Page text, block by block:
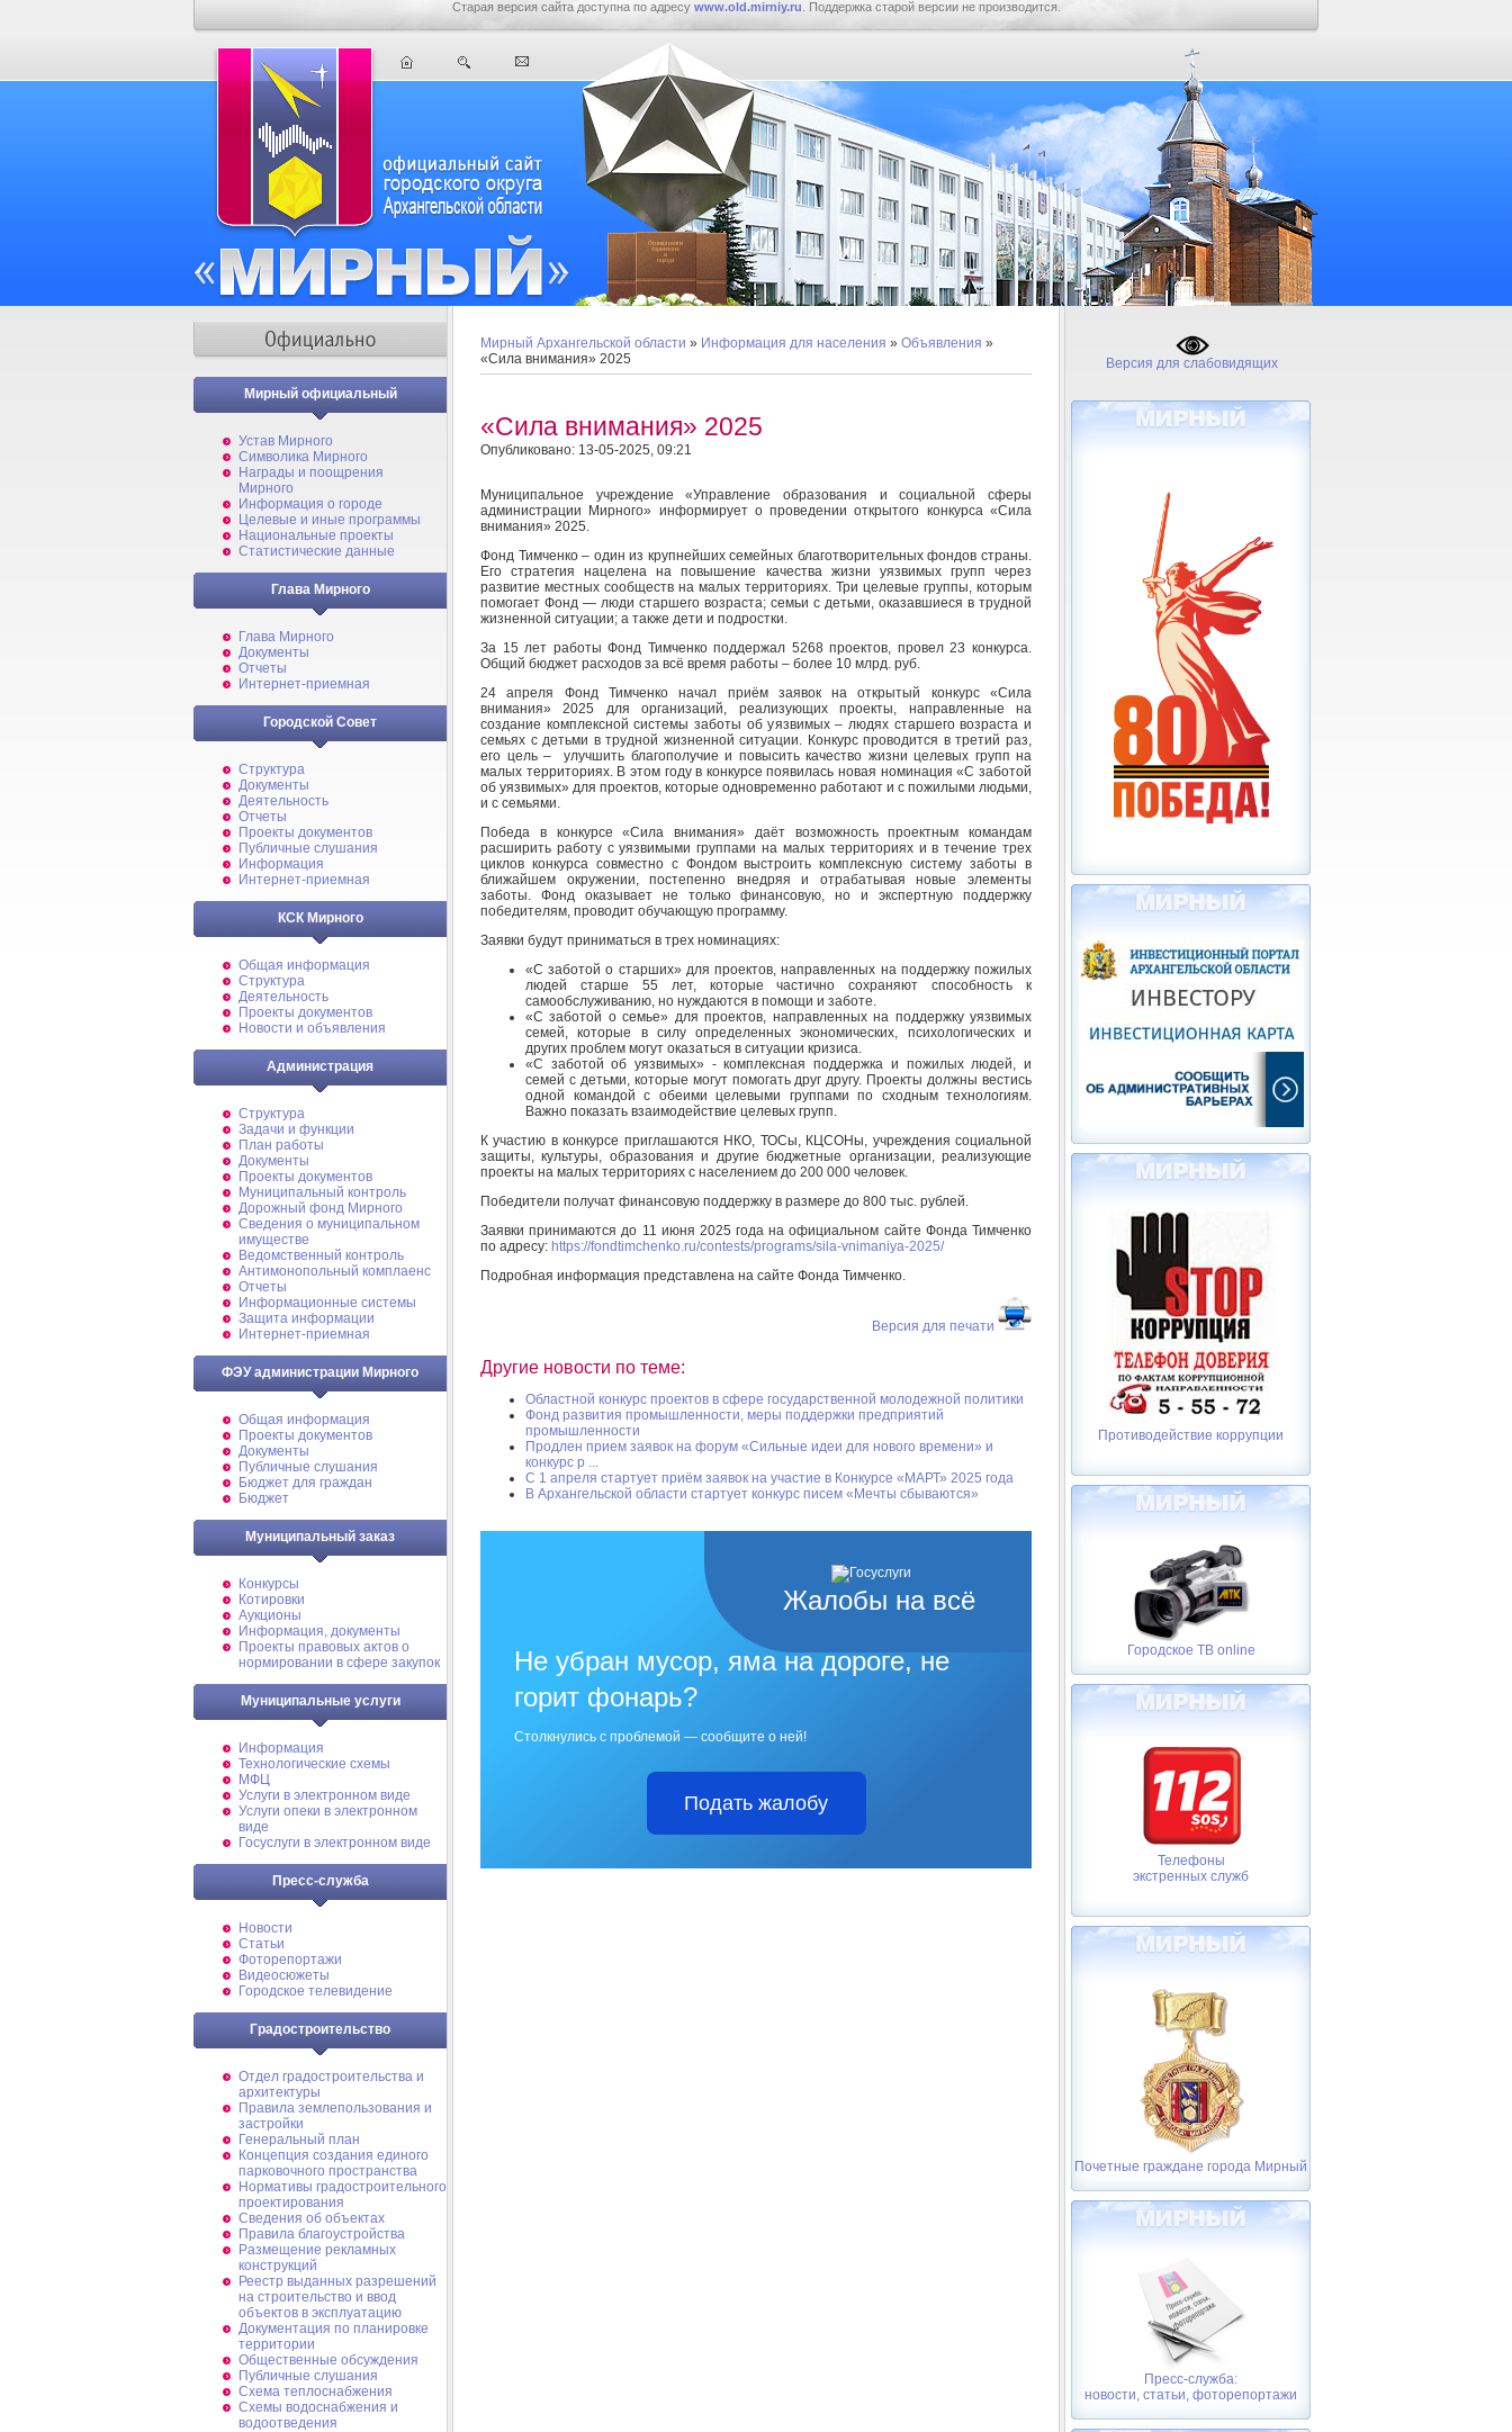
Старая версия сайта доступна по адресу www.old.mirniy.ru . Поддержка старой версии не производится.
Мирный официальный
Устав Мирного
Символика Мирного
Награды и поощрения
Мирного
Информация о городе
Целевые и иные программы
Национальные проекты
Статистические данные
Глава Мирного
Глава Мирного
Документы
Отчеты
Интернет-приемная
Городской Совет
Структура
Документы
Деятельность
Отчеты
Проекты документов
Публичные слушания
Информация
Интернет-приемная
КСК Мирного
Общая информация
Структура
Деятельность
Проекты документов
Новости и объявления
Администрация
Структура
Задачи и функции
План работы
Документы
Проекты документов
Муниципальный контроль
Дорожный фонд Мирного
Cведения о муниципальном
имуществе
Ведомственный контроль
Антимонопольный комплаенс
Отчеты
Информационные системы
Защита информации
Интернет-приемная
ФЭУ администрации Мирного
Общая информация
Проекты документов
Документы
Публичные слушания
Бюджет для граждан
Бюджет
Муниципальный заказ
Конкурсы
Котировки
Аукционы
Информация, документы
Проекты правовых актов о
нормировании в сфере закупок
Муниципальные услуги
Информация
Технологические схемы
МФЦ
Услуги в электронном виде
Услуги опеки в электронном
виде
Госуслуги в электронном виде
Пресс-служба
Новости
Статьи
Фоторепортажи
Видеосюжеты
Городское телевидение
Градостроительство
Отдел градостроительства и
архитектуры
Правила землепользования и
застройки
Генеральный план
Концепция создания единого
парковочного пространства
Нормативы градостроительного
проектирования
Сведения об объектах
Правила благоустройства
Размещение рекламных
конструкций
Реестр выданных разрешений
на строительство и ввод
объектов в эксплуатацию
Документация по планировке
территории
Общественные обсуждения
Публичные слушания
Схема теплоснабжения
Схемы водоснабжения и
водоотведения
Мирный Архангельской области » Информация для населения » Объявления »
«Сила внимания» 2025
«Сила внимания» 2025
Опубликовано: 13-05-2025, 09:21
Муниципальное учреждение «Управление образования и социальной сферы
администрации Мирного» информирует о проведении открытого конкурса «Сила
внимания» 2025.
Фонд Тимченко – один из крупнейших семейных благотворительных фондов страны.
Его стратегия нацелена на повышение качества жизни уязвимых групп через
развитие местных сообществ на малых территориях. Три целевые группы, которым
помогает Фонд — люди старшего возраста; семьи с детьми, оказавшиеся в трудной
жизненной ситуации; а также дети и подростки.
За 15 лет работы Фонд Тимченко поддержал 5268 проектов, провел 23 конкурса.
Общий бюджет расходов за всё время работы – более 10 млрд. руб.
24 апреля Фонд Тимченко начал приём заявок на открытый конкурс «Сила
внимания» 2025 для организаций, реализующих проекты, направленные на
создание комплексной системы заботы об уязвимых – людях старшего возраста и
семьях с детьми в трудной жизненной ситуации. Конкурс проводится в третий раз,
его цель – улучшить благополучие и повысить качество жизни целевых групп на
малых территориях. В этом году в конкурсе появилась новая номинация «С заботой
об уязвимых» для проектов, которые одновременно работают и с пожилыми людьми,
и с семьями.
Победа в конкурсе «Сила внимания» даёт возможность проектным командам
расширить работу с уязвимыми группами на малых территориях и в течение трех
циклов конкурса совместно с Фондом выстроить комплексную систему заботы в
ближайшем окружении, постепенно внедряя и отрабатывая новые элементы
заботы. Фонд оказывает не только финансовую, но и экспертную поддержку
победителям, проводит обучающую программу.
Заявки будут приниматься в трех номинациях:
«С заботой о старших» для проектов, направленных на поддержку пожилых
людей старше 55 лет, которые частично сохраняют способность к
самообслуживанию, но нуждаются в помощи и заботе.
«С заботой о семье» для проектов, направленных на поддержку уязвимых
семей, которые в силу определенных экономических, психологических и
других проблем могут оказаться в ситуации кризиса.
«С заботой об уязвимых» - комплексная поддержка и пожилых людей, и
семей с детьми, которые могут помогать друг другу. Проекты должны вестись
одной командой с обеими целевыми группами по сходным технологиям.
Важно показать взаимодействие целевых групп.
К участию в конкурсе приглашаются НКО, ТОСы, КЦСОНы, учреждения социальной
защиты, культуры, образования и другие бюджетные организации, реализующие
проекты на малых территориях с населением до 200 000 человек.
Победители получат финансовую поддержку в размере до 800 тыс. рублей.
Заявки принимаются до 11 июня 2025 года на официальном сайте Фонда Тимченко
по адресу: https://fondtimchenko.ru/contests/programs/sila-vnimaniya-2025/
Подробная информация представлена на сайте Фонда Тимченко.
Версия для печати
Другие новости по теме:
Областной конкурс проектов в сфере государственной молодежной политики
Фонд развития промышленности, меры поддержки предприятий
промышленности
Продлен прием заявок на форум «Сильные идеи для нового времени» и
конкурс р ...
С 1 апреля стартует приём заявок на участие в Конкурсе «МАРТ» 2025 года
В Архангельской области стартует конкурс писем «Мечты сбываются»
Жалобы на всё
Не убран мусор, яма на дороге, не
горит фонарь?
Столкнулись с проблемой — сообщите о ней!
Подать жалобу
Версия для слабовидящих
Противодействие коррупции
Городское ТВ online
Телефоны
экстренных служб
Почетные граждане города Мирный
Пресс-служба:
новости, статьи, фоторепортажи